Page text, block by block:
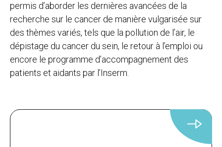
permis d’aborder les dernières avancées de la
recherche sur le cancer de manière vulgarisée sur
des thèmes variés, tels que la pollution de l’air, le
dépistage du cancer du sein, le retour à l’emploi ou
encore le programme d’accompagnement des
patients et aidants par l’Inserm.